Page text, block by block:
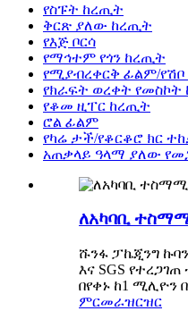
የስፑት ከረጢት
ቅርጽ ያለው ከረጢት
የእጅ ቦርሳ
የማኅተም የጎን ከረጢት
የሚያብረቀርቅ ፊልም/የሽቦ
የክራፍት ወረቀት የመስኮት
የቆመ ዚፐር ከረጢት
ሮል ፊልም
የካሬ ታች/የቆርቆሮ ክር
አጠቃላይ ዓላማ ያለው
ለአካባቢ
ሹንፋ ፓኬጂንግ
እና SGS
በየቀኑ ከ1 ሚሊዮን
ምርመራዝርዝር